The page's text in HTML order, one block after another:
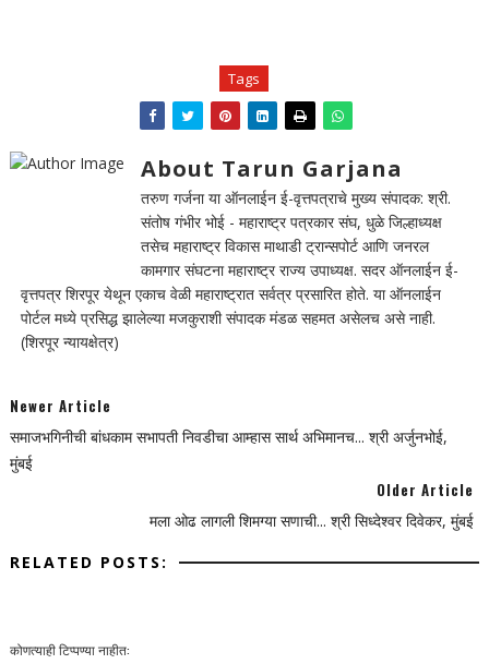
Tags
About Tarun Garjana
तरुण गर्जना या ऑनलाईन ई-वृत्तपत्राचे मुख्य संपादक: श्री.
संतोष गंभीर भोई - महाराष्ट्र पत्रकार संघ, धुळे जिल्हाध्यक्ष
तसेच महाराष्ट्र विकास माथाडी ट्रान्सपोर्ट आणि जनरल
कामगार संघटना महाराष्ट्र राज्य उपाध्यक्ष. सदर ऑनलाईन ई-
वृत्तपत्र शिरपूर येथून एकाच वेळी महाराष्ट्रात सर्वत्र प्रसारित होते. या ऑनलाईन
पोर्टल मध्ये प्रसिद्ध झालेल्या मजकुराशी संपादक मंडळ सहमत असेलच असे नाही.
(शिरपूर न्यायक्षेत्र)
Newer Article
समाजभगिनीची बांधकाम सभापती निवडीचा आम्हास सार्थ अभिमानच... श्री अर्जुनभोई,
मुंबई
Older Article
मला ओढ लागली शिमग्या सणाची... श्री सिध्देश्वर दिवेकर, मुंबई
RELATED POSTS:
कोणत्याही टिप्पण्‍या नाहीत: